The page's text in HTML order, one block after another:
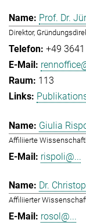
Prof. Dr.
Direktor,
+49
113
Giulia
Affiliierte
rispoli@...
Dr.
Affiliierter
rosol@...